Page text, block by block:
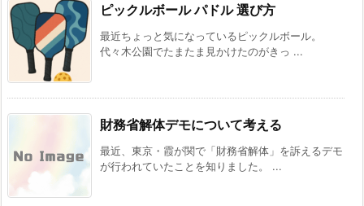
ピックルボール パドル 選び方
最近ちょっと気になっているピックルボール。
代々木公園でたまたま見かけたのがきっ ...
財務省解体デモについて考える
最近、東京・霞が関で「財務省解体」を訴えるデモ
が行われていたことを知りました。 ...